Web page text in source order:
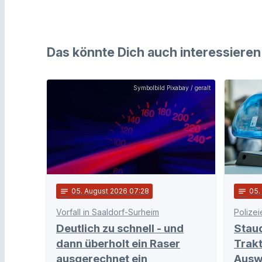
Das könnte Dich auch interessieren
Symbolbild Pixabay / geralt
notes 05. August 2026 07:28
Vorfall in Saaldorf-Surheim
Deutlich zu schnell - und
dann überholt ein Raser
ausgerechnet ein
notes 05